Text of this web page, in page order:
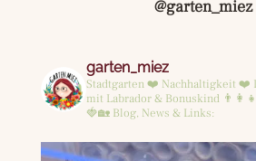
@garten_miez
garten_miez
Stadtgarten ❤️ Nachhaltigkeit ❤️
mit Labrador & Bonuskind 👨‍👩‍👧
🍓🏡Blog, News & Links: